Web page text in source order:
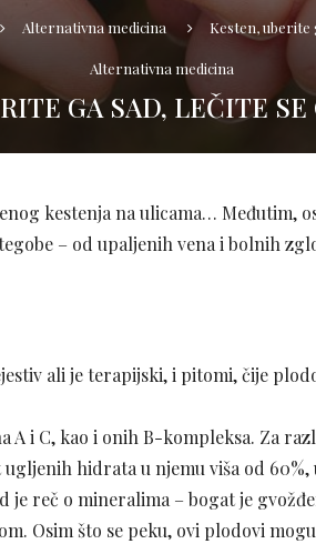
Alternativna medicina Kesten, uberite
Alternativna medicina
GA SAD, LEČITE
kestenja na ulicama… Međutim,
– od upaljenih vena i bolnih
ali je terapijski, i pitomi, čije
A i C, kao i onih B-kompleksa. Za
hidrata u njemu viša od 60%,
reč o mineralima – bogat je
Osim što se peku, ovi plodovi